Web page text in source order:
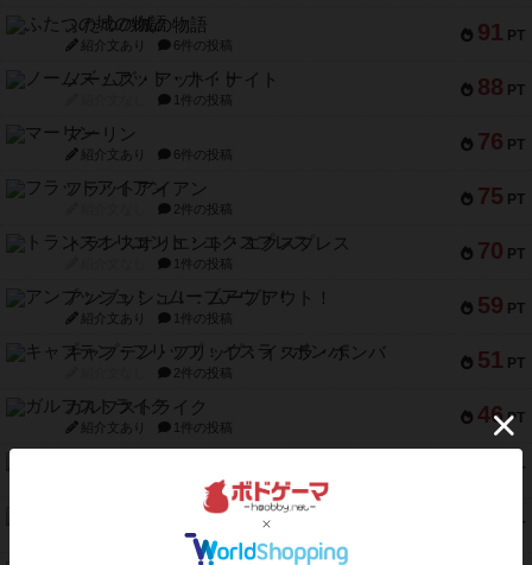
91 PT
ふたつの城の物語
紹介文あり 6件の投稿
88 PT
ノームズ・アット・ナイト
1件の投稿
76 PT
マーリン
紹介文あり 6件の投稿
75 PT
フラットアイアン
2件の投稿
70 PT
トランスオリエント・エクスプレス
1件の投稿
59 PT
アンブッシュ！：ムーブアウト！
紹介文あり 1件の投稿
51 PT
キャプテン・フリップ：イスラ・ボンバ
2件の投稿
46 PT
ガルフストライク
紹介文あり 1件の投稿
PT
8件の投稿
PT
12件の投稿